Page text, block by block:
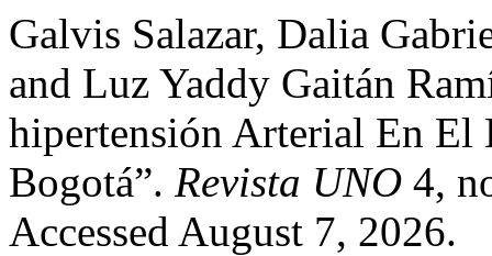
Galvis Salazar, Dalia
and Luz Yaddy Gaitán
hipertensión Arterial En El
Bogotá”. Revista UNO 4,
Accessed August 7, 2026.